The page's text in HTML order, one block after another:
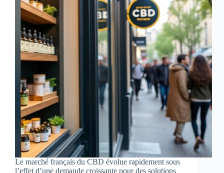
Le marché français du CBD évolue rapidement sous
l’effet d’une demande croissante pour des solutions